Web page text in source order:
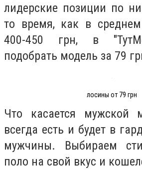
лидерские позиции по
то время, как в
400-450 грн, в
подобрать модель за 79
лосины от 79 грн
Что касается мужской
всегда есть и будет в
мужчины. Выбираем
поло на свой вкус и